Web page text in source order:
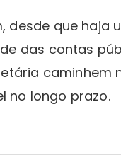
desde que
das contas
no longo prazo.